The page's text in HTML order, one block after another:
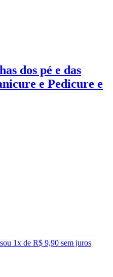
dos pé e das
e Pedicure e
ou 1x de R$ 9,90 sem juros